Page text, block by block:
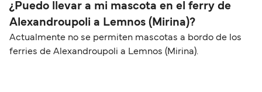
¿Puedo llevar a mi mascota en el ferry de
Alexandroupoli a Lemnos (Mirina)?
Actualmente no se permiten mascotas a bordo de los
ferries de Alexandroupoli a Lemnos (Mirina).